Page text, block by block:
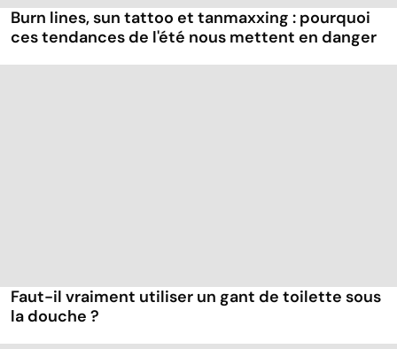
Burn lines, sun tattoo et tanmaxxing : pourquoi
ces tendances de l'été nous mettent en danger
Faut-il vraiment utiliser un gant de toilette sous
la douche ?